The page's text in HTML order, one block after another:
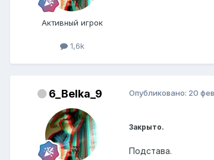
Активный игрок
1,6k
6_Belka_9 Опубликовано: 20
Закрыто.
Подстава.